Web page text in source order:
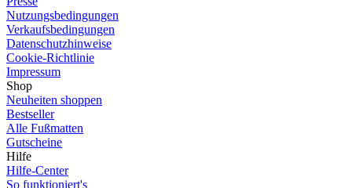
Nutzungsbedingungen
Verkaufsbedingungen
Datenschutzhinweise
Cookie-Richtlinie
Impressum
Shop
Neuheiten shoppen
Bestseller
Alle Fußmatten
Gutscheine
Hilfe
Hilfe-Center
So funktioniert's